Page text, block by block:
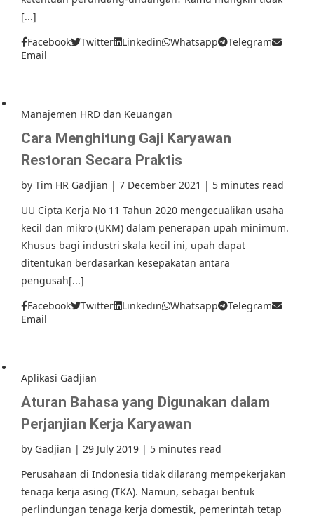
[...]
Facebook
Twitter Linkedin Whatsapp
Telegram
Email
Manajemen HRD dan Keuangan
Cara Menghitung Gaji Karyawan
Restoran Secara Praktis
by Tim HR Gadjian | 7 December 2021 | 5 minutes read
UU Cipta Kerja No 11 Tahun 2020 mengecualikan usaha
kecil dan mikro (UKM) dalam penerapan upah minimum.
Khusus bagi industri skala kecil ini, upah dapat
ditentukan berdasarkan kesepakatan antara
pengusah[...]
Facebook
Twitter Linkedin Whatsapp
Telegram
Email
Aplikasi Gadjian
Aturan Bahasa yang Digunakan dalam
Perjanjian Kerja Karyawan
by Gadjian | 29 July 2019 | 5 minutes read
Perusahaan di Indonesia tidak dilarang mempekerjakan
tenaga kerja asing (TKA). Namun, sebagai bentuk
perlindungan tenaga kerja domestik, pemerintah tetap